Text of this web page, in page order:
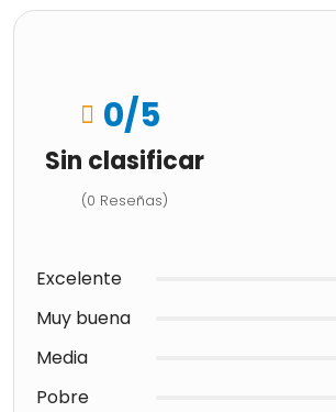
0/5
Sin clasificar
(0 Reseñas)
Excelente
Muy buena
Media
Pobre